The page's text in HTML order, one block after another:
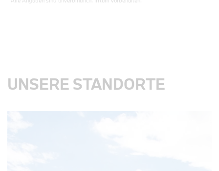
UNSERE STANDORTE